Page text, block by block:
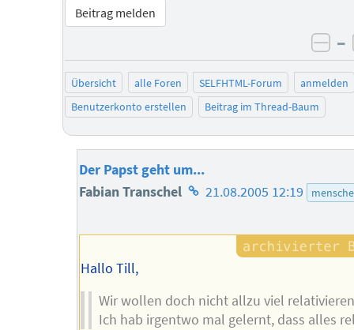
Beitrag melden
–
Übersicht alle Foren SELFHTML-Forum
anmelden
Benutzerkonto erstellen
Beitrag im Thread-Baum
Der Papst geht um...
Fabian Transchel Homepage
Autors
21.08.2005 12:19
Hallo Till,
Wir wollen doch nicht allzu viel
Ich hab irgentwo mal gelernt, dass alles